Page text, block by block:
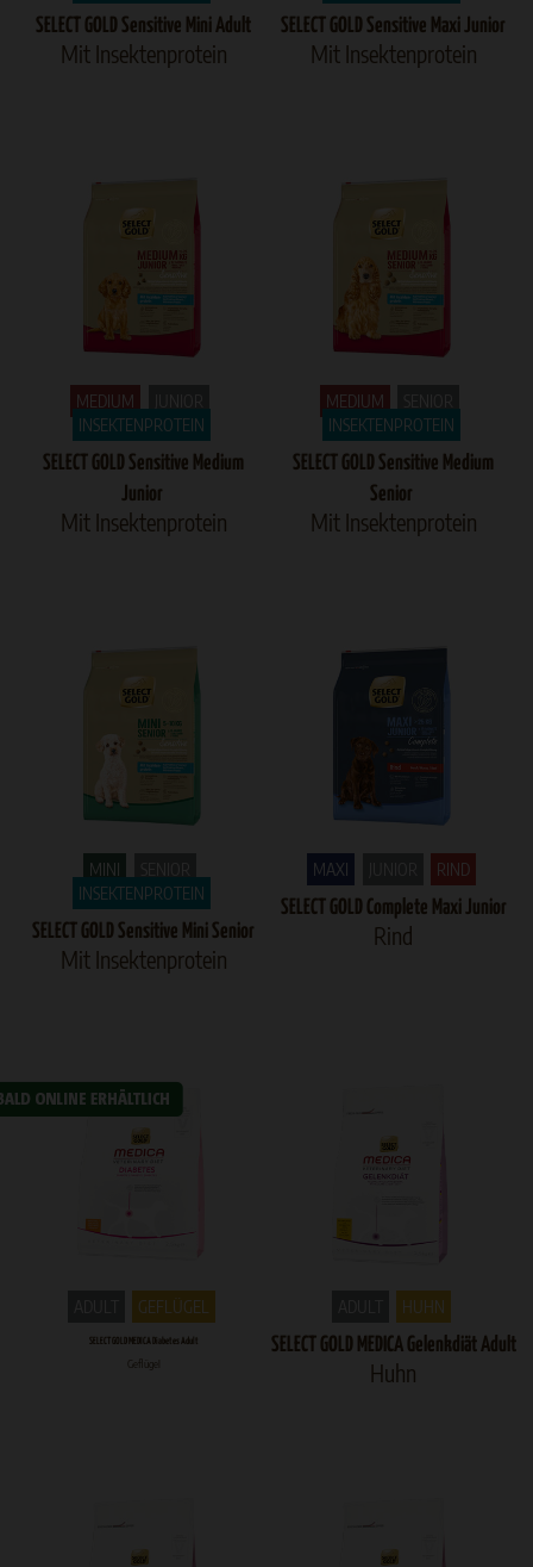
SELECT GOLD Sensitive Mini Adult
Mit Insektenprotein
SELECT GOLD Sensitive Maxi Junior
Mit Insektenprotein
MEDIUM
INSEKTENPROTEIN
SELECT GOLD Sensitive Medium
Junior
Mit Insektenprotein
MEDIUM
INSEKTENPROTEIN
SELECT GOLD Sensitive Medium
Senior
Mit Insektenprotein
MINI
INSEKTENPROTEIN
SELECT GOLD Sensitive Mini Senior
Mit Insektenprotein
MAXI RIND
SELECT GOLD Complete Maxi Junior
Rind
GEFLÜGEL
SELECT GOLD MEDICA Diabetes Adult
Geflügel
HUHN
SELECT GOLD MEDICA Gelenkdiät Adult
Huhn